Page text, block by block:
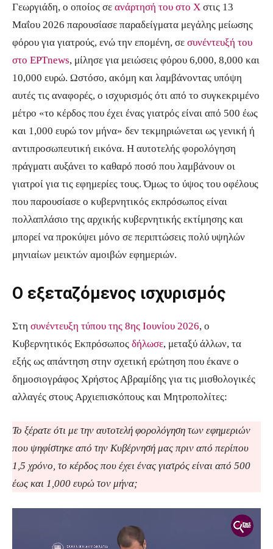
Γεωργιάδη, ο οποίος σε ανάρτησή του στο X στις 13
Μαΐου 2026 παρουσίασε παραδείγματα μεγάλης μείωσης
φόρου για γιατρούς, ενώ την επομένη, σε συνέντευξή του
στο ΕΡΤnews, μίλησε για μειώσεις φόρου 6,000, 8,000 και
10,000 ευρώ. Ωστόσο, ακόμη και λαμβάνοντας υπόψη
αυτές τις αναφορές, ο ισχυρισμός ότι από το συγκεκριμένο
μέτρο «το κέρδος που έχει ένας γιατρός είναι από 500 έως
και 1,000 ευρώ τον μήνα» δεν τεκμηριώνεται ως γενική ή
αντιπροσωπευτική εικόνα. Η αυτοτελής φορολόγηση
πράγματι αυξάνει το καθαρό ποσό που λαμβάνουν οι
γιατροί για τις εφημερίες τους. Όμως το ύψος του οφέλους
που παρουσίασε ο κυβερνητικός εκπρόσωπος είναι
πολλαπλάσιο της αρχικής κυβερνητικής εκτίμησης και
μπορεί να προκύψει μόνο σε περιπτώσεις πολύ υψηλών
μηνιαίων μεικτών αμοιβών εφημεριών.
Ο εξεταζόμενος ισχυρισμός
Στη συνέντευξη τύπου της 8ης Ιουνίου 2026, ο
Κυβερνητικός Εκπρόσωπος δήλωσε, μεταξύ άλλων, τα
εξής ως απάντηση στην σχετική ερώτηση που έκανε ο
δημοσιογράφος Χρήστος Αβραμίδης για τις μισθολογικές
αλλαγές στους Αρχιεπισκόπους και Μητροπολίτες:
Το ξέρατε ότι με την αυτοτελή φορολόγηση των εφημεριών
που ψηφίστηκε από την Κυβέρνησή μας πριν από περίπου
1,5 χρόνο, το κέρδος που έχει ένας γιατρός είναι από 500
έως και 1,000 ευρώ τον μήνα;